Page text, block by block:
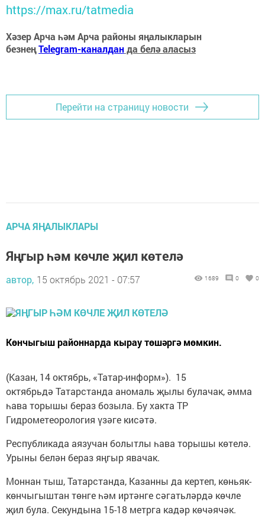
https://max.ru/tatmedia
Хәзер Арча һәм Арча районы яңалыкларын
безнеңTelegram-каналданда белә аласыз
Перейти на страницу новости
АРЧА ЯҢАЛЫКЛАРЫ
Яңгыр һәм көчле җил көтелә
автор, 15 октябрь 2021 - 07:57 1689 0 0
Көнчыгыш районнарда кырау төшәргә мөмкин.
(Казан, 14 октябрь, «Татар-информ»). 15
октябрьдә Татарстанда аномаль җылы булачак, әмма
һава торышы бераз бозыла. Бу хакта ТР
Гидрометеорология үзәге кисәтә.
Республикада аязучан болытлы һава торышы көтелә.
Урыны белән бераз яңгыр явачак.
Моннан тыш, Татарстанда, Казанны да кертеп, көньяк-
көнчыгыштан төнге һәм иртәнге сәгатьләрдә көчле
җил була. Секундына 15-18 метрга кадәр көчәячәк.